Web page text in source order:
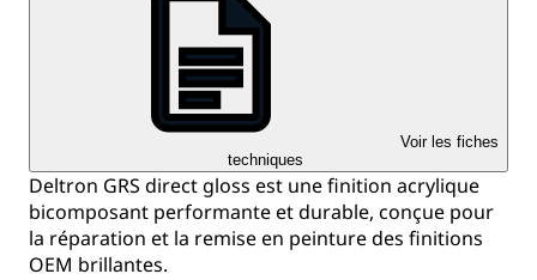
Voir les fiches
techniques
Deltron GRS direct gloss est une finition acrylique
bicomposant performante et durable, conçue pour
la réparation et la remise en peinture des finitions
OEM brillantes.